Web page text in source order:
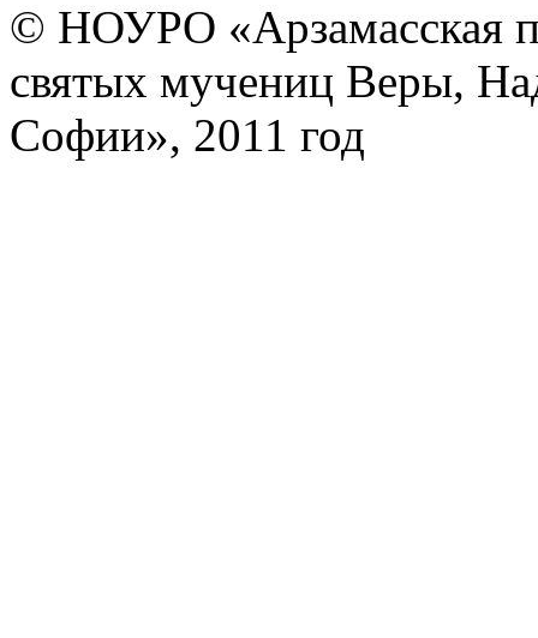
© НОУРО «Арзамасская
святых мучениц Веры,
Софии», 2011 год